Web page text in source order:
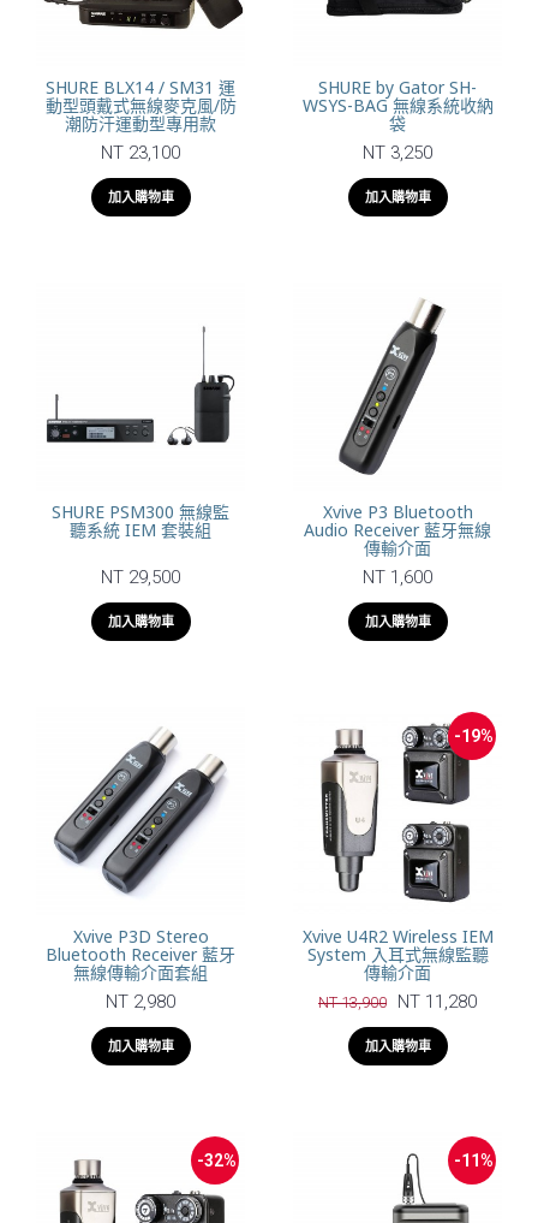
SHURE BLX14 / SM31 運
動型頭戴式無線麥克風/防
潮防汗運動型專用款
NT 23,100
加入購物車
SHURE by Gator SH-
WSYS-BAG 無線系統收納
袋
NT 3,250
加入購物車
SHURE PSM300 無線監
聽系統 IEM 套裝組
NT 29,500
加入購物車
Xvive P3 Bluetooth
Audio Receiver 藍牙無線
傳輸介面
NT 1,600
加入購物車
Xvive P3D Stereo
Bluetooth Receiver 藍牙
無線傳輸介面套組
NT 2,980
加入購物車
-19%
Xvive U4R2 Wireless IEM
System 入耳式無線監聽
傳輸介面
NT 13,900 NT 11,280
加入購物車
-32% -11%